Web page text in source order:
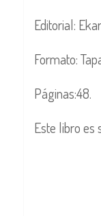
Editorial:
Formato:
Páginas:48.
Este libro es